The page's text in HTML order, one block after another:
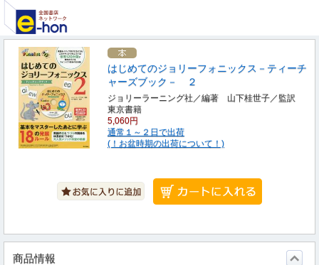
はじめてのジョリーフォニックス－ティーチ
ャーズブック－ ２
ジョリーラーニング社／編著 山下桂世子／監訳
東京書籍
5,060円
通常１～２日で出荷
(！お盆時期の出荷について！)
商品情報